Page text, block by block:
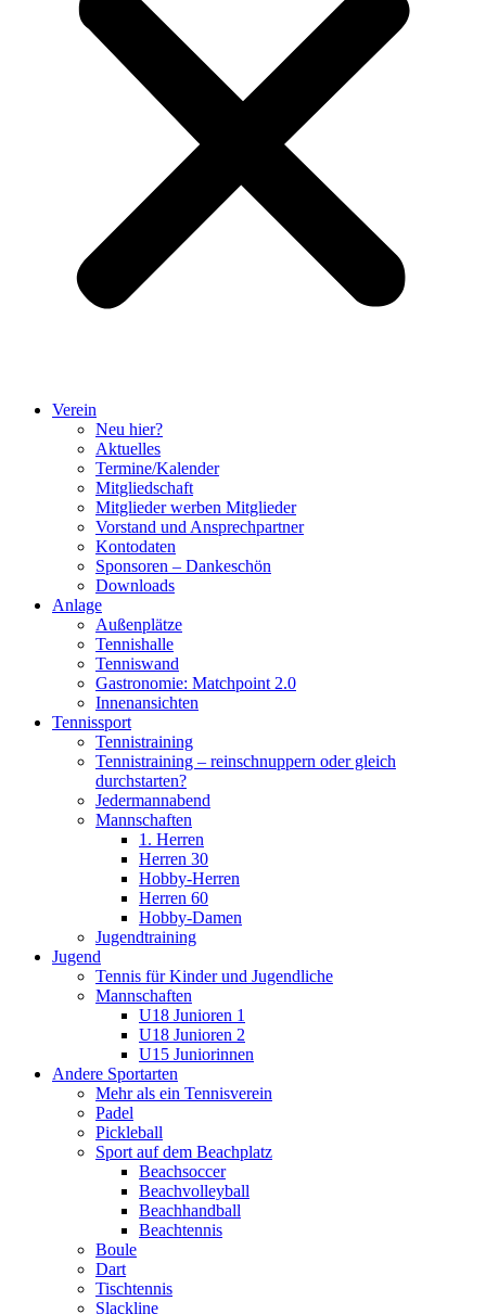
Verein
Neu hier?
Aktuelles
Termine/Kalender
Mitgliedschaft
Mitglieder werben Mitglieder
Vorstand und Ansprechpartner
Kontodaten
Sponsoren – Dankeschön
Downloads
Anlage
Außenplätze
Tennishalle
Tenniswand
Gastronomie: Matchpoint 2.0
Innenansichten
Tennissport
Tennistraining
Tennistraining – reinschnuppern oder gleich
durchstarten?
Jedermannabend
Mannschaften
1. Herren
Herren 30
Hobby-Herren
Herren 60
Hobby-Damen
Jugendtraining
Jugend
Tennis für Kinder und Jugendliche
Mannschaften
U18 Junioren 1
U18 Junioren 2
U15 Juniorinnen
Andere Sportarten
Mehr als ein Tennisverein
Padel
Pickleball
Sport auf dem Beachplatz
Beachsoccer
Beachvolleyball
Beachhandball
Beachtennis
Boule
Dart
Tischtennis
Slackline